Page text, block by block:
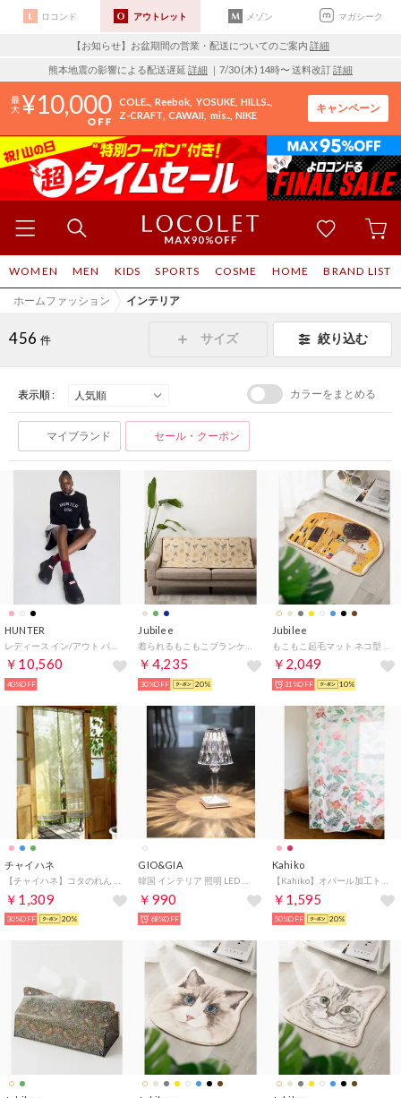
ロコンド アウトレット メゾン マガシーク
【お知らせ】お盆期間の営業・配送についてのご案内 詳細
熊本地震の影響による配送遅延 詳細 ｜7/30 (木) 14時〜 送料改訂詳細
10,000 COLE.. Reebok YOSUKE HILLS..
Z-CRAFT CAWAII mis.. NIKE
キャンペーン
WOMEN MEN KIDS SPORTS COSME HOME BRAND LIST
ホームファッション インテリア
456 件 サイズ 絞り込む
表示順 : カラーをまとめる
マイブランド セール・クーポン
HUNTER
￥10,560
40%OFF
Jubilee
￥4,235
30%OFF 20%
Jubilee
￥2,049
31%OFF 10%
チャイハネ
￥1,309
30%OFF 20%
GIO&GIA
￥990
68%OFF
Kahiko
￥1,595
50%OFF 20%